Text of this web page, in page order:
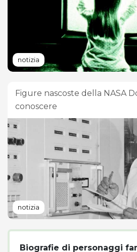
notizia
Figure nascoste della NASA
conoscere
notizia
Biografie di personaggi